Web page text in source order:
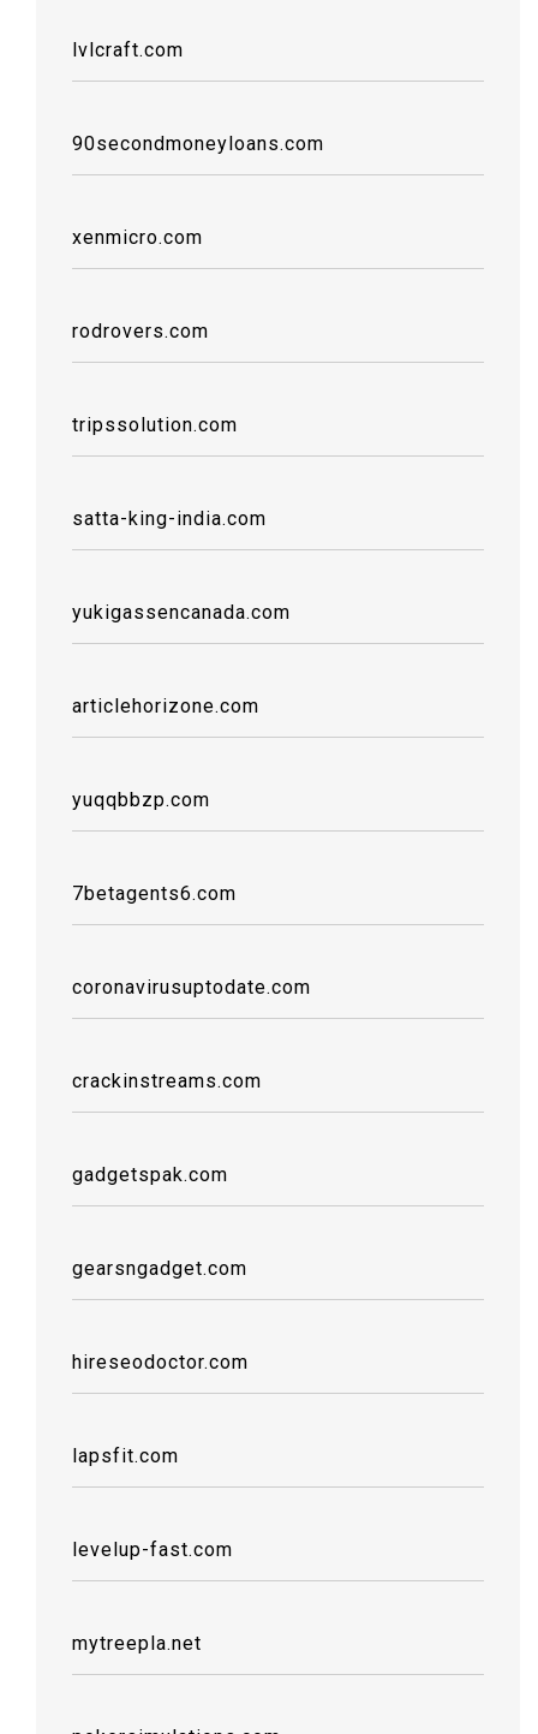
lvlcraft.com
90secondmoneyloans.com
xenmicro.com
rodrovers.com
tripssolution.com
satta-king-india.com
yukigassencanada.com
articlehorizone.com
yuqqbbzp.com
7betagents6.com
coronavirusuptodate.com
crackinstreams.com
gadgetspak.com
gearsngadget.com
hireseodoctor.com
lapsfit.com
levelup-fast.com
mytreepla.net